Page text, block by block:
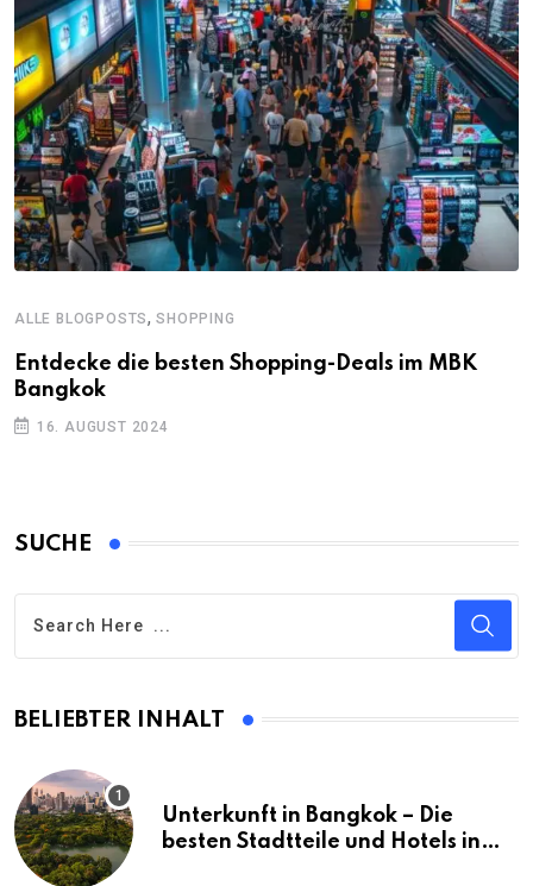
ALLE BLOGPOSTS,SHOPPING
Entdecke die besten Shopping-Deals im MBK
Bangkok
16. AUGUST 2024
SUCHE
BELIEBTER INHALT
Unterkunft in Bangkok – Die
besten Stadtteile und Hotels in